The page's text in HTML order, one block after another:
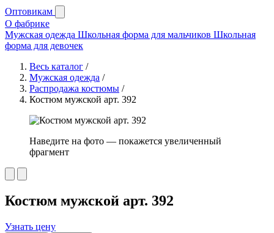
Оптовикам
О фабрике
Мужская одежда Школьная форма для мальчиков Школьная
форма для девочек
Весь каталог /
Мужская одежда /
Распродажа костюмы /
Костюм мужской арт. 392
Наведите на фото — покажется увеличенный
фрагмент
Костюм мужской арт. 392
Узнать цену